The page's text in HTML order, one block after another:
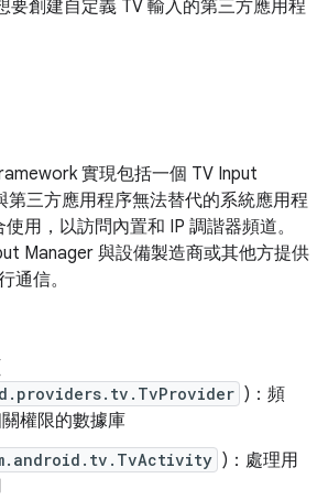
要創建自定義 TV 輸入的第三方應用程
實現包括一個 TV Input
第三方應用程序無法替代的系統應用程
用，以訪問內置和 IP 調諧器頻道。
Manager 與設備製造商或其他方提供
通信。
)：頻
權限的數據庫
)：處理用